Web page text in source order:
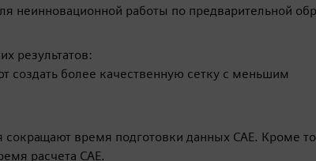
неинновационной работы по предварительной
результатов:
создать более качественную сетку с меньшим
время подготовки данных CAE. Кроме
расчета CAE.